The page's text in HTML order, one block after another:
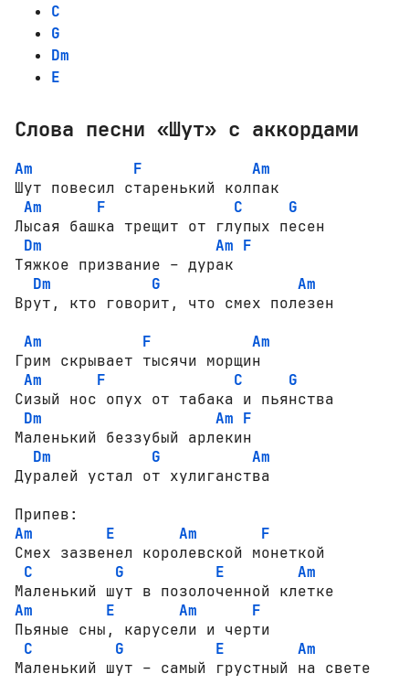
C
G
Dm
E
Слова песни «Шут» с аккордами
Am F
Am
Шут повесил старенький колпак
Am
F C
G
Лысая башка трещит от глупых песен
Dm
Am F
Тяжкое призвание – дурак
Dm
G
Am
Врут, кто говорит, что смех полезен
Am
F
Am
Грим скрывает тысячи морщин
Am
F C
G
Сизый нос опух от табака и пьянства
Dm
Am F
Маленький беззубый арлекин
Dm
G
Am
Дуралей устал от хулиганства
Am
E Am
F
Смех зазвенел королевской монеткой
C
G E
Am
Am
E Am
F
Пьяные сны, карусели и черти
C
G E
Am
Маленький шут – самый грустный на свете